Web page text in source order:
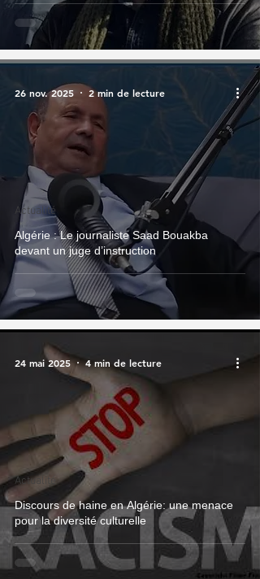
Algérie : Le journaliste Saad Bouakba
devant un juge d’instruction
Actualité
26 nov. 2025 2 min de lecture
Discours de haine en Algérie: une menace
pour la diversité culturelle
Actualité
24 mai 2025 4 min de lecture